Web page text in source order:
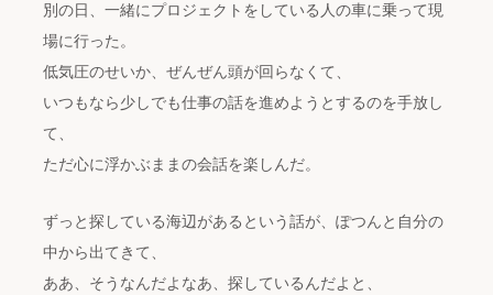
別の日、一緒にプロジェクトをしている人の車に乗って現
場に行った。
低気圧のせいか、ぜんぜん頭が回らなくて、
いつもなら少しでも仕事の話を進めようとするのを手放し
て、
ただ心に浮かぶままの会話を楽しんだ。
ずっと探している海辺があるという話が、ぽつんと自分の
中から出てきて、
ああ、そうなんだよなあ、探しているんだよと、